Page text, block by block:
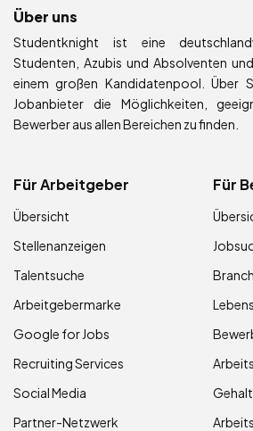
Über uns
Studentknight ist eine
Studenten, Azubis und Absolventen
einem großen Kandidatenpool. Über
Jobanbieter die Möglichkeiten,
Bewerber aus allen Bereichen zu finden.
Für Arbeitgeber
Übersicht
Stellenanzeigen
Talentsuche
Arbeitgebermarke
Google for Jobs
Recruiting Services
Social Media
Partner-Netzwerk
Für
Gehalt